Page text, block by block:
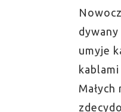
umyje